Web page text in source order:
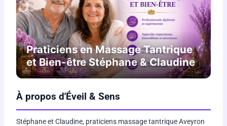
Praticiens en Massage Tantrique
et Bien-être Stéphane & Claudine
À propos d'Éveil & Sens
Stéphane et Claudine, praticiens massage tantrique Aveyron